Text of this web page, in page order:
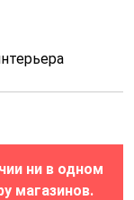
ни в одном
магазинов.